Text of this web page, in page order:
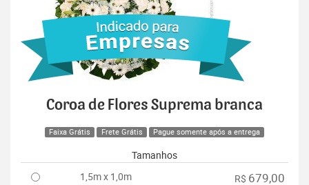
Coroa de Flores Suprema branca
Faixa Grátis Frete Grátis Pague somente após a entrega
Tamanhos
1,5m x 1,0m
R$ 679,00